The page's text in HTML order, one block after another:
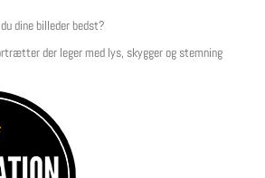
dine billeder bedst?
der leger med lys, skygger og stemning